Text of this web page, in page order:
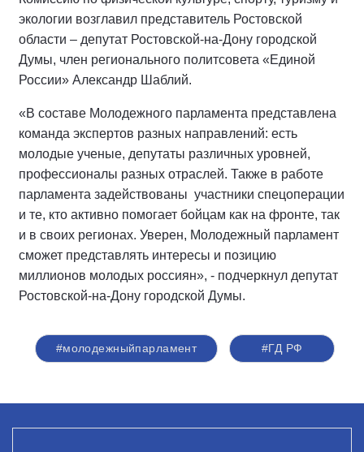
экологии возглавил представитель Ростовской
области – депутат Ростовской-на-Дону городской
Думы, член регионального политсовета «Единой
России» Александр Шаблий.
«В составе Молодежного парламента представлена
команда экспертов разных направлений: есть
молодые ученые, депутаты различных уровней,
профессионалы разных отраслей. Также в работе
парламента задействованы участники спецоперации
и те, кто активно помогает бойцам как на фронте, так
и в своих регионах. Уверен, Молодежный парламент
сможет представлять интересы и позицию
миллионов молодых россиян», - подчеркнул депутат
Ростовской-на-Дону городской Думы.
#молодежныйпарламент #ГД РФ